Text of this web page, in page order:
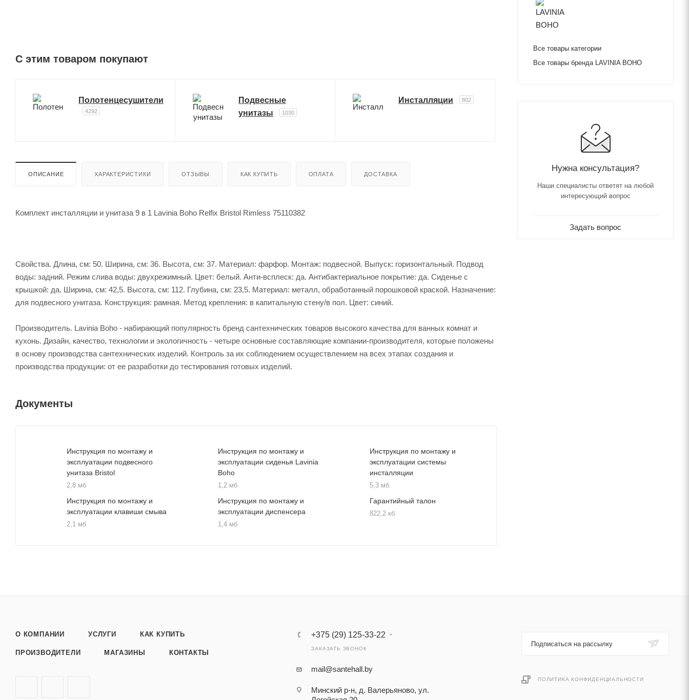
C этим товаром покупают
Полотенцесушители
4292
Подвесные
унитазы
1030
Инсталляции 802
ОПИСАНИЕ ХАРАКТЕРИСТИКИ ОТЗЫВЫ КАК КУПИТЬ ОПЛАТА ДОСТАВКА
Комплект инсталляции и унитаза 9 в 1 Lavinia Boho Relfix Bristol Rimless 75110382
Свойства. Длина, см: 50. Ширина, см: 36. Высота, см: 37. Материал: фарфор. Монтаж: подвесной. Выпуск: горизонтальный. Подвод
воды: задний. Режим слива воды: двухрежимный. Цвет: белый. Анти-всплеск: да. Антибактериальное покрытие: да. Сиденье c
крышкой: да. Ширина, см: 42,5. Высота, см: 112. Глубина, см: 23,5. Материал: металл, обработанный порошковой краской. Назначение:
для подвесного унитаза. Конструкция: рамная. Метод крепления: в капитальную стену/в пол. Цвет: синий.
Производитель. Lavinia Boho - набирающий популярность бренд сантехнических товаров высокого качества для ванных комнат и
кухонь. Дизайн, качество, технологии и экологичность - четыре основные составляющие компании-производителя, которые положены
в основу производства сантехнических изделий. Контроль за их соблюдением осуществлением на всех этапах создания и
производства продукции: от ее разработки до тестирования готовых изделий.
Документы
Инструкция по монтажу и
эксплуатации подвесного
унитаза Bristol
2,8 мб
Инструкция по монтажу и
эксплуатации сиденья Lavinia
Boho
1,2 мб
Инструкция по монтажу и
эксплуатации системы
инсталляции
5,3 мб
Инструкция по монтажу и
эксплуатации клавиши смыва
2,1 мб
Инструкция по монтажу и
эксплуатации диспенсера
1,4 мб
Гарантийный талон
822,2 кб
Все товары категории
Все товары бренда LAVINIA BOHO
Нужна консультация?
Наши специалисты ответят на любой
интересующий вопрос
Задать вопрос
О КОМПАНИИ УСЛУГИ КАК КУПИТЬ
ПРОИЗВОДИТЕЛИ МАГАЗИНЫ КОНТАКТЫ
+375 (29) 125-33-22
ЗАКАЗАТЬ ЗВОНОК
mail@santehall.by
Минский р-н, д. Валерьяново, ул.
Подписаться на рассылку
ПОЛИТИКА КОНФИДЕНЦИАЛЬНОСТИ